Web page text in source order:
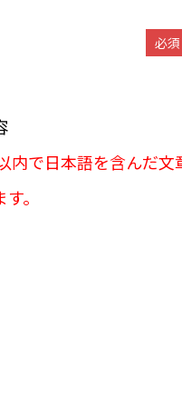
必須
内で日本語を含んだ文
。